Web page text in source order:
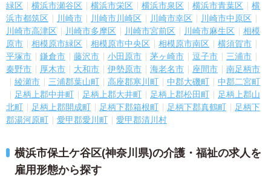
緑区
横浜市瀬谷区 横浜市栄区 横浜市泉区 横浜市青葉区
横
浜市都筑区
川崎市 川崎市川崎区 川崎市幸区
川崎市中原区
川崎市高津区
川崎市多摩区 川崎市宮前区 川崎市麻生区
相模
原市
相模原市緑区 相模原市中央区 相模原市南区
横須賀市
平塚市
鎌倉市 藤沢市 小田原市 茅ヶ崎市 逗子市
三浦市
秦野市
厚木市 大和市 伊勢原市 海老名市 座間市
南足柄市
綾瀬市
三浦郡葉山町 高座郡寒川町 中郡大磯町
中郡二宮町
足柄上郡中井町
足柄上郡大井町 足柄上郡松田町
足柄上郡山
北町
足柄上郡開成町 足柄下郡箱根町 足柄下郡真鶴町
足柄下
郡湯河原町
愛甲郡愛川町 愛甲郡清川村
横浜市保土ケ谷区(神奈川県)の介護・福祉の求人を
雇用形態から探す